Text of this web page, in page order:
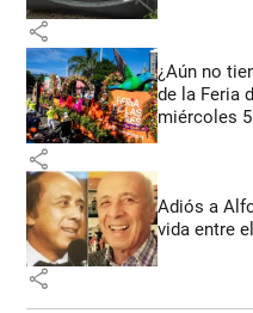
share
¿Aún no
de la Feria
miércoles
share
Adiós a
vida entre
share